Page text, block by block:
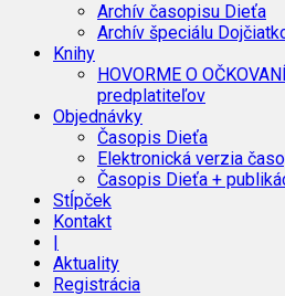
Archív časopisu Dieťa
Archív špeciálu
Knihy
HOVORME O
predplatiteľov
Objednávky
Časopis Dieťa
Elektronická verzia
Časopis Dieťa +
Stĺpček
Kontakt
|
Aktuality
Registrácia